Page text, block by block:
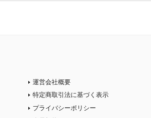
運営会社概要
特定商取引法に基づく表示
プライバシーポリシー